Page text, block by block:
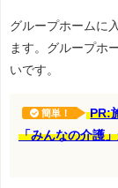
グループホームに
ます。グループホ
いです。
簡単！
PR:
「みんなの介護